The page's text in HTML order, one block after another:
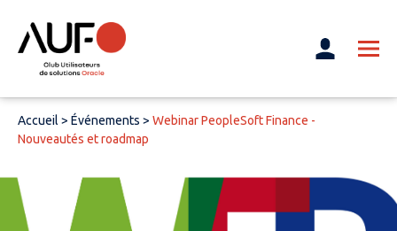
Accueil > Événements > Webinar PeopleSoft Finance -
Nouveautés et roadmap